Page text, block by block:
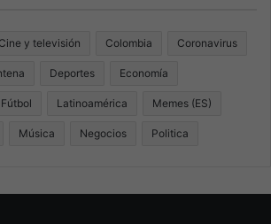
Cine y televisión Colombia Coronavirus
Deportes Economía
Fútbol Latinoamérica Memes (ES)
Música Negocios Politica